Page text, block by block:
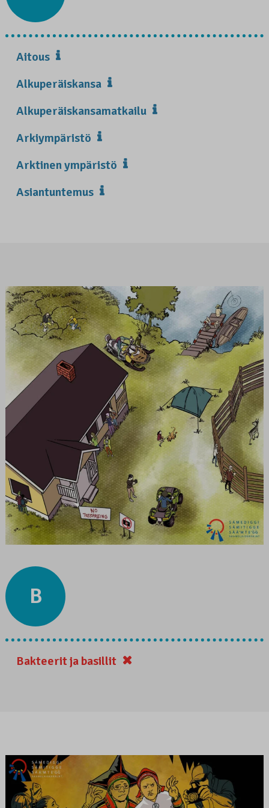
Aitous
Alkuperäiskansa
Alkuperäiskansamatkailu
Arkiympäristö
Arktinen ympäristö
Asiantuntemus
B
Bakteerit ja basillit